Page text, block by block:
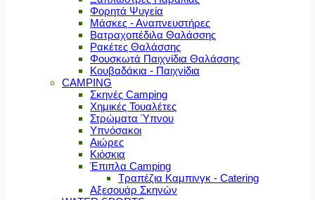
Φορητά Ψυγεία
Μάσκες - Αναπνευστήρες
Βατραχοπέδιλα Θαλάσσης
Ρακέτες Θαλάσσης
Φουσκωτά Παιχνίδια Θαλάσσης
Κουβαδάκια - Παιχνίδια
CAMPING
Σκηνές Camping
Χημικές Τουαλέτες
Στρώματα Ύπνου
Υπνόσακοι
Αιώρες
Κιόσκια
Έπιπλα Camping
Τραπέζια Καμπινγκ - Catering
Αξεσουάρ Σκηνών